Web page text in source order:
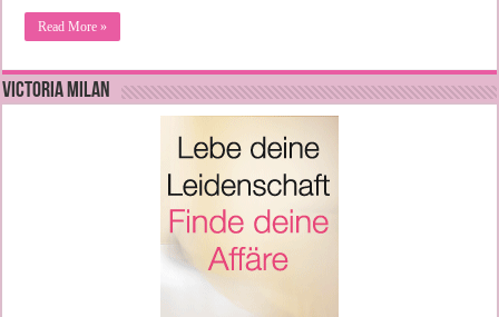
Read More »
VICTORIA MILAN